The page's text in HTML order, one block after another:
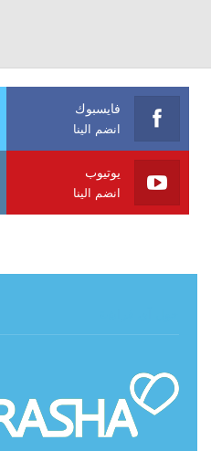
فايسبوك
انضم الينا
يوتيوب
انضم الينا